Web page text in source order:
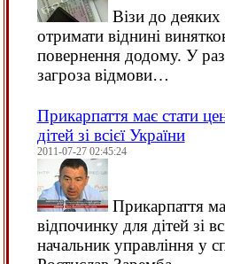
Візи до
отримати віднині
повернення додому. У
загроза відмови…
Прикарпаття має стати
дітей зі всієї України
2011-07-27 02:45:24
Прикарпаття
відпочинку для дітей зі
начальник управління у